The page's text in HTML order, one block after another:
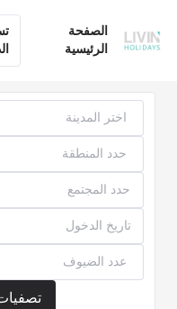
الصفحة
الرئيسية